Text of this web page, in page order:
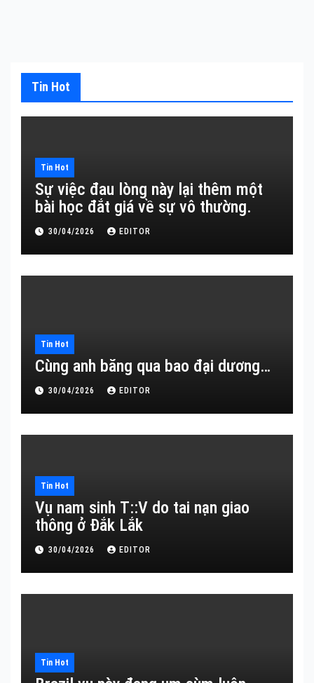
Tin Hot
Tin Hot
Sự việc đau lòng này lại thêm một
bài học đắt giá về sự vô thường.
30/04/2026 EDITOR
Tin Hot
Cùng anh băng qua bao đại dương…
30/04/2026 EDITOR
Tin Hot
Vụ nam sinh T::V do tai nạn giao
thông ở Đắk Lắk
30/04/2026 EDITOR
Tin Hot